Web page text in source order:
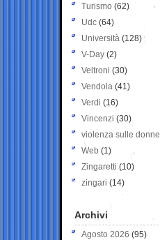
Turismo (62)
Udc (64)
Università (128)
V-Day (2)
Veltroni (30)
Vendola (41)
Verdi (16)
Vincenzi (30)
violenza sulle donne
Web (1)
Zingaretti (10)
zingari (14)
Archivi
Agosto 2026 (95)